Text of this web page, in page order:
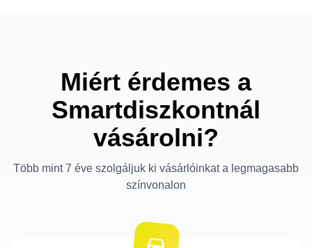
Miért érdemes a
Smartdiszkontnál
vásárolni?
Több mint 7 éve szolgáljuk ki vásárlóinkat a legmagasabb
színvonalon